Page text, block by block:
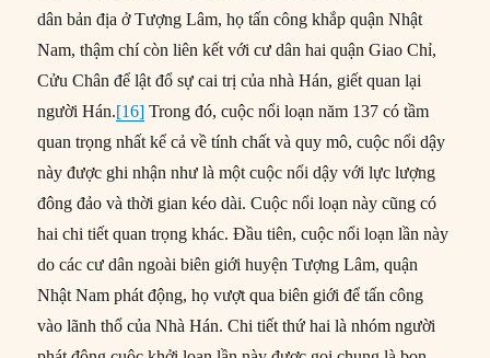
dân bản địa ở Tượng Lâm, họ tấn công khắp quận Nhật
Nam, thậm chí còn liên kết với cư dân hai quận Giao Chỉ,
Cửu Chân để lật đổ sự cai trị của nhà Hán, giết quan lại
người Hán.[16] Trong đó, cuộc nổi loạn năm 137 có tầm
quan trọng nhất kể cả về tính chất và quy mô, cuộc nổi dậy
này được ghi nhận như là một cuộc nổi dậy với lực lượng
đông đảo và thời gian kéo dài. Cuộc nổi loạn này cũng có
hai chi tiết quan trọng khác. Đầu tiên, cuộc nổi loạn lần này
do các cư dân ngoài biên giới huyện Tượng Lâm, quận
Nhật Nam phát động, họ vượt qua biên giới để tấn công
vào lãnh thổ của Nhà Hán. Chi tiết thứ hai là nhóm người